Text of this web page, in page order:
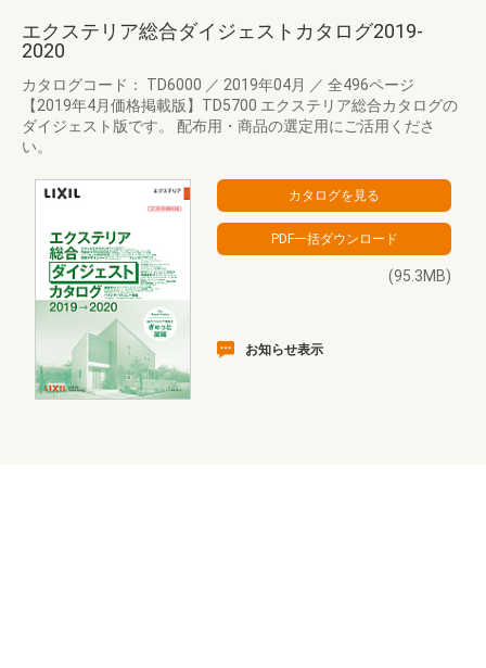
エクステリア総合ダイジェストカタログ2019-
2020
カタログコード： TD6000 ／ 2019年04月 ／ 全496ページ
【2019年4月価格掲載版】TD5700 エクステリア総合カタログの
ダイジェスト版です。 配布用・商品の選定用にご活用くださ
い。
(95.3MB)
お知らせ表示